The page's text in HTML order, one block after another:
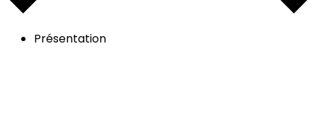
Présentation